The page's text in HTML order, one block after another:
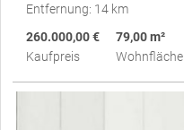
Entfernung: 14 km
260.000,00 €
Kaufpreis
79,00 m²
Wohnfläche